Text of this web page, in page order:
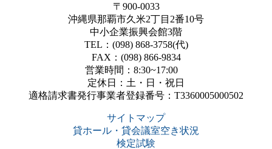
〒900-0033
沖縄県那覇市久米2丁目2番10号
中小企業振興会館3階
TEL：(098) 868-3758(代)
FAX：(098) 866-9834
営業時間：8:30~17:00
定休日：土・日・祝日
適格請求書発行事業者登録番号：T3360005000502
サイトマップ
貸ホール・貸会議室空き状況
検定試験